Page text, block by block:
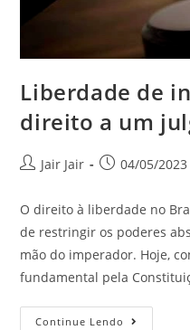
Liberdade de
direito a um
Jair Jair 04/05/2023
O direito à liberdade no
de restringir os poderes
mão do imperador. Hoje,
fundamental pela
Continue Lendo